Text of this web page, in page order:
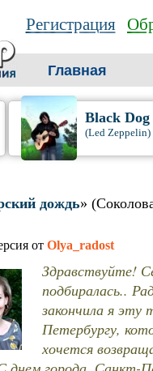
Регистрация
Главная
Black Dog
(Led Zeppelin)
дождь»
от Olya_radost
Здравствуйте!
подбиралась..
закончила я эту
Петербургу,
хочется